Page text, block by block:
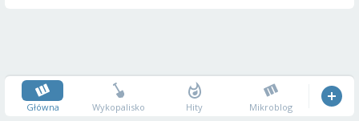
Główna Wykopalisko Hity Mikroblog